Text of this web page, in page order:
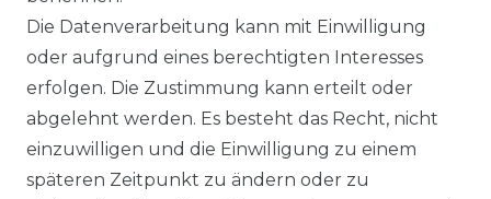
Impressum Daten­schutz­erklärung
Die Datenverarbeitung kann mit Einwilligung
oder aufgrund eines berechtigten Interesses
erfolgen. Die Zustimmung kann erteilt oder
abgelehnt werden. Es besteht das Recht, nicht
einzuwilligen und die Einwilligung zu einem
späteren Zeitpunkt zu ändern oder zu